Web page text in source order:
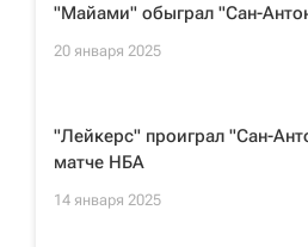
"Майами" обыграл "Сан-
20 января 2025
"Лейкерс" проиграл "Сан-
матче НБА
14 января 2025